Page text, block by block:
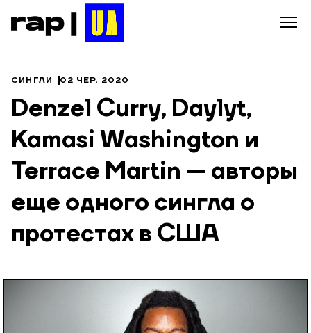
СИНГЛИ 02 ЧЕР, 2020
Denzel Curry, Daylyt,
Kamasi Washington и
Terrace Martin — авторы
еще одного сингла о
протестах в США